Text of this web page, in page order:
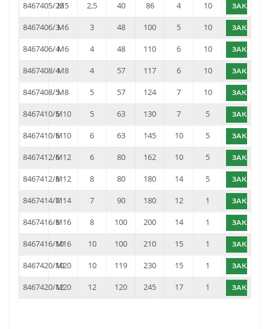
8467405/25M5 2,5 40 86 4 10 ЗАКАЗАТЬ
8467406/3M6 3 48 100 5 10 ЗАКАЗАТЬ
8467406/4M6 4 48 110 6 10 ЗАКАЗАТЬ
8467408/4M8 4 57 117 6 10 ЗАКАЗАТЬ
8467408/5M8 5 57 124 7 10 ЗАКАЗАТЬ
8467410/5M10 5 63 130 7 5 ЗАКАЗАТЬ
8467410/6M10 6 63 145 10 5 ЗАКАЗАТЬ
8467412/6M12 6 80 162 10 5 ЗАКАЗАТЬ
8467412/8M12 8 80 180 14 5 ЗАКАЗАТЬ
8467414/7M14 7 90 180 12 1 ЗАКАЗАТЬ
8467416/8M16 8 100 200 14 1 ЗАКАЗАТЬ
8467416/10M16 10 100 210 15 1 ЗАКАЗАТЬ
8467420/10M20 10 119 230 15 1 ЗАКАЗАТЬ
8467420/12M20 12 120 245 17 1 ЗАКАЗАТЬ